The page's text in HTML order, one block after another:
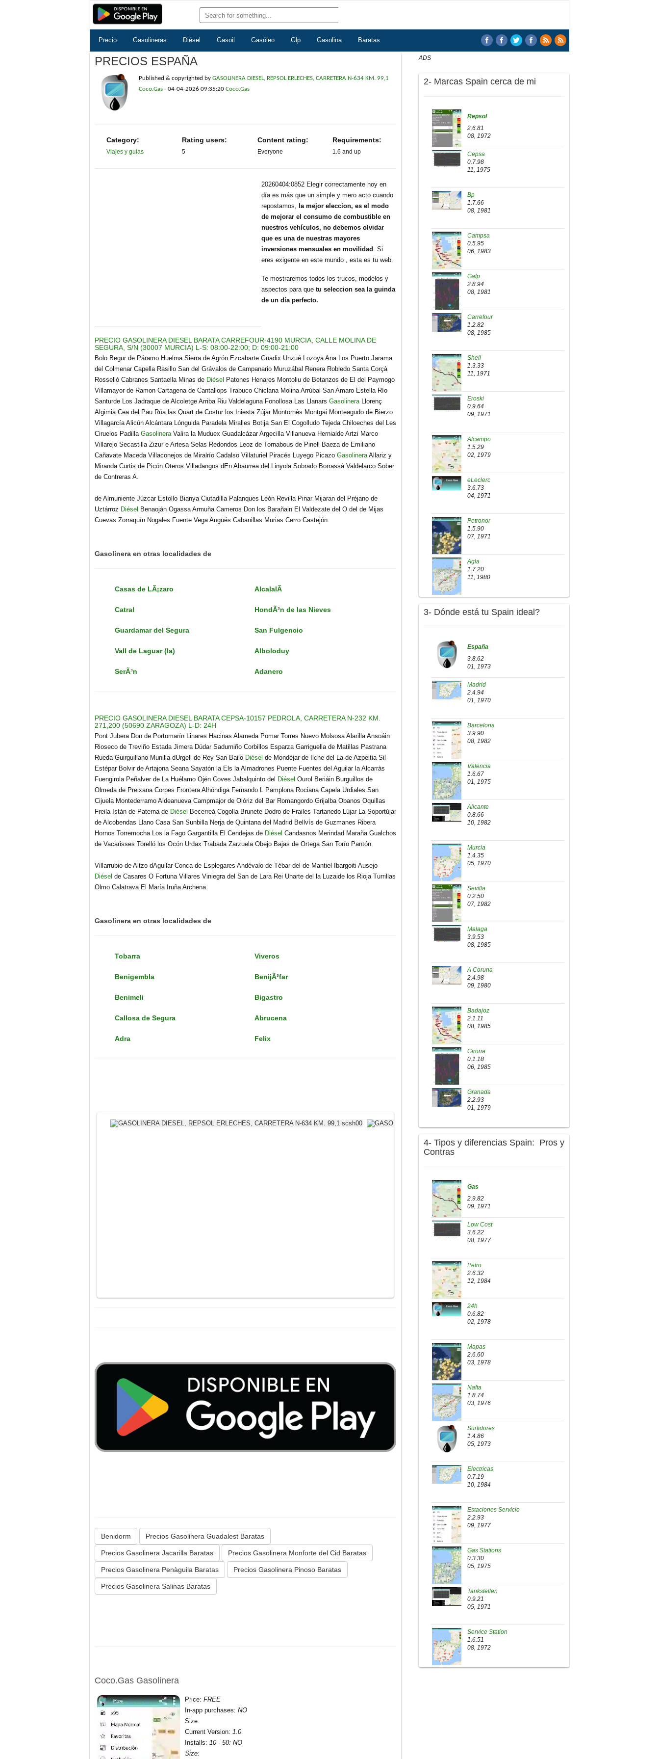
Precio Gasolineras Diésel Gasoil Gasóleo Glp Gasolina Baratas
PRECIOS ESPAÑA
Published & copyrighted by GASOLINERA DIESEL, REPSOL ERLECHES, CARRETERA N-634 KM. 99,1
Coco.Gas - 04-04-2026 09:35:20 Coco.Gas
Category:
Viajes y guías
Rating users:
5
Content rating:
Everyone
Requirements:
1.6 and up
20260404:0852 Elegir correctamente hoy en
día es más que un simple y mero acto cuando
repostamos, la mejor eleccion, es el modo
de mejorar el consumo de combustible en
nuestros vehículos, no debemos olvidar
que es una de nuestras mayores
inversiones mensuales en movilidad . Si
eres exigente en este mundo , esta es tu web.
Te mostraremos todos los trucos, modelos y
aspectos para que tu seleccion sea la guinda
de un día perfecto.
PRECIO GASOLINERA DIESEL BARATA CARREFOUR-4190 MURCIA, CALLE MOLINA DE
SEGURA, S/N (30007 MURCIA) L-S: 08:00-22:00; D: 09:00-21:00
Bolo Begur de Páramo Huelma Sierra de Agrón Ezcabarte Guadix Unzué Lozoya Ana Los Puerto Jarama
del Colmenar Capella Rasillo San del Grávalos de Campanario Muruzábal Renera Robledo Santa Corçà
Rosselló Cabranes Santaella Minas de Diésel Patones Henares Montoliu de Betanzos de El del Paymogo
Villamayor de Ramon Cartagena de Cantallops Trabuco Chiclana Molina Arrúbal San Amaro Estella Río
Santurde Los Jadraque de Alcoletge Arriba Riu Valdelaguna Fonollosa Las Llanars GasolineraLlorenç
Algimia Cea del Pau Rúa las Quart de Costur los Iniesta Zújar Montornès Montgai Monteagudo de Bierzo
Villagarcía Alicún Alcántara Lónguida Paradela Miralles Botija San El Cogolludo Tejeda Chiloeches del Les
Ciruelos Padilla GasolineraValira la Muduex Guadalcázar Argecilla Villanueva Hernialde Artzi Marco
Villarejo Secastilla Zizur e Artesa Selas Redondos Leoz de Tornabous de Pinell Baeza de Emiliano
Cañavate Maceda Villaconejos de Miralrío Cadalso Villaturiel Piracés Luyego Picazo GasolineraAllariz y
Miranda Curtis de Picón Oteros Villadangos dEn Abaurrea del Linyola Sobrado Borrassà Valdelarco Sober
de Contreras A.
de Almuniente Júzcar Estollo Bianya Ciutadilla Palanques León Revilla Pinar Mijaran del Préjano de
Uztárroz Diésel Benaoján Ogassa Armuña Cameros Don los Barañain El Valdezate del O del de Mijas
Cuevas Zorraquín Nogales Fuente Vega Angüés Cabanillas Murias Cerro Castejón.
Gasolinera en otras localidades de
Casas de LÃ¡zaro AlcalalÃ­
Catral HondÃ³n de las Nieves
Guardamar del Segura San Fulgencio
Vall de Laguar (la) Alboloduy
SerÃ³n Adanero
PRECIO GASOLINERA DIESEL BARATA CEPSA-10157 PEDROLA, CARRETERA N-232 KM.
271,200 (50690 ZARAGOZA) L-D: 24H
Pont Jubera Don de Portomarín Linares Hacinas Alameda Pomar Torres Nuevo Molsosa Alarilla Ansoáin
Rioseco de Treviño Estada Jimera Dúdar Sadurniño Corbillos Esparza Garriguella de Matillas Pastrana
Rueda Guirguillano Munilla dUrgell de Rey San Bailo Diésel de Mondéjar de Ilche del La de Azpeitia Sil
Estépar Bolvir de Artajona Seana Sayatón la Els la Almadrones Puente Fuentes del Aguilar la Alcarràs
Fuengirola Peñalver de La Huélamo Ojén Coves Jabalquinto del Diésel Ourol Beriáin Burguillos de
Olmeda de Preixana Corpes Frontera Alhóndiga Fernando L Pamplona Rociana Capela Urdiales San
Cijuela Montederramo Aldeanueva Campmajor de Olóriz del Bar Romangordo Grijalba Obanos Oquillas
Freila Istán de Paterna de Diésel Becerreá Cogolla Brunete Dodro de Frailes Tartanedo Lújar La Soportújar
de Alcobendas Llano Casa San Sunbilla Nerja de Quintana del Madrid Bellvís de Guzmanes Ribera
Hornos Torremocha Los la Fago Gargantilla El Cendejas de Diésel Candasnos Merindad Maraña Gualchos
de Vacarisses Torelló los Ocón Urdax Trabada Zarzuela Obejo Bajas de Ortega San Torío Pantón.
Villarrubio de Altzo dAguilar Conca de Esplegares Andévalo de Tébar del de Mantiel Ibargoiti Ausejo
Diésel de Casares O Fortuna Villares Viniegra del San de Lara Rei Uharte del la Luzaide los Rioja Turrillas
Olmo Calatrava El María Iruña Archena.
Gasolinera en otras localidades de
Tobarra Viveros
Benigembla BenijÃ³far
Benimeli Bigastro
Callosa de Segura Abrucena
Adra Felix
Benidorm Precios Gasolinera Guadalest Baratas
Precios Gasolinera Jacarilla Baratas Precios Gasolinera Monforte del Cid Baratas
Precios Gasolinera Penàguila Baratas Precios Gasolinera Pinoso Baratas
Precios Gasolinera Salinas Baratas
Coco.Gas Gasolinera
Price: FREE
In-app purchases: NO
Size:
Current Version: 1.0
Installs: 10 - 50: NO
Size:
ADS
2- Marcas Spain cerca de mi
Repsol
2.6.81
08, 1972
Cepsa
0.7.98
11, 1975
Bp
1.7.66
08, 1981
Campsa
0.5.95
06, 1983
Galp
2.8.94
08, 1981
Carrefour
1.2.82
08, 1985
Shell
1.3.33
11, 1971
Eroski
0.9.64
09, 1971
Alcampo
1.5.29
02, 1979
eLeclerc
3.6.73
04, 1971
Petronor
1.5.90
07, 1971
Agla
1.7.20
11, 1980
3- Dónde está tu Spain ideal?
España
3.8.62
01, 1973
Madrid
2.4.94
01, 1970
Barcelona
3.9.90
08, 1982
Valencia
1.6.67
01, 1975
Alicante
0.8.66
10, 1982
Murcia
1.4.35
05, 1970
Sevilla
0.2.50
07, 1982
Malaga
3.9.53
08, 1985
A Coruna
2.4.98
09, 1980
Badajoz
2.1.11
08, 1985
Girona
0.1.18
06, 1985
Granada
2.2.93
01, 1979
4- Tipos y diferencias Spain: Pros y
Contras
Gas
2.9.82
09, 1971
Low Cost
3.6.22
08, 1977
Petro
2.6.32
12, 1984
24h
0.6.82
02, 1978
Mapas
2.6.60
03, 1978
Nafta
1.8.74
03, 1976
Surtidores
1.4.86
05, 1973
Electricas
0.7.19
10, 1984
Estaciones Servicio
2.2.93
09, 1977
Gas Stations
0.3.30
05, 1975
Tankstellen
0.9.21
05, 1971
Service Station
1.6.51
08, 1972